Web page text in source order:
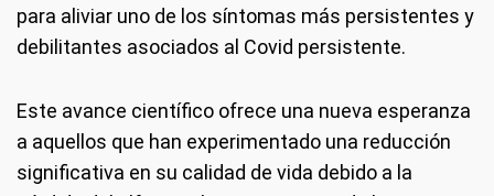
para aliviar uno de los síntomas más persistentes y
debilitantes asociados al Covid persistente.
Este avance científico ofrece una nueva esperanza
a aquellos que han experimentado una reducción
significativa en su calidad de vida debido a la